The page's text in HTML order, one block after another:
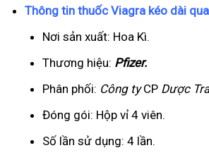
Thông tin thuốc Viagra kéo dài
Nơi sản xuất: Hoa Kì.
Thương hiệu: Pfizer.
Phân phối: Công tyCP Dược
Đóng gói: Hộp vỉ 4 viên.
Số lần sử dụng: 4 lần.